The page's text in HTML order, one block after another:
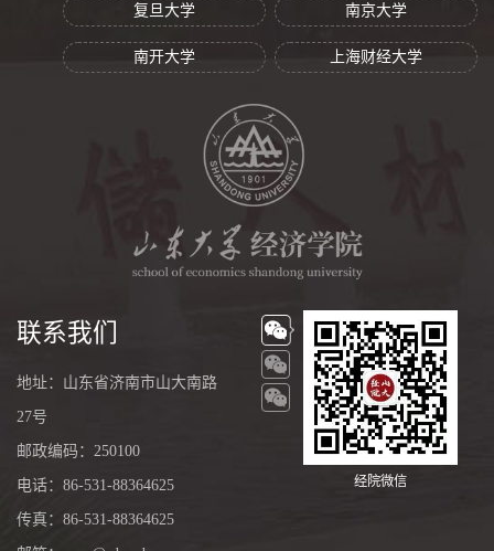
复旦大学 南京大学
南开大学 上海财经大学
联系我们
地址：山东省济南市山大南路
27号
邮政编码：250100
电话：86-531-88364625
传真：86-531-88364625
经院微信